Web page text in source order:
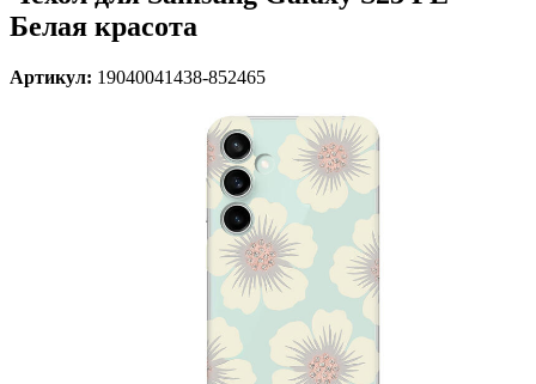
Белая красота
Артикул: 19040041438-852465